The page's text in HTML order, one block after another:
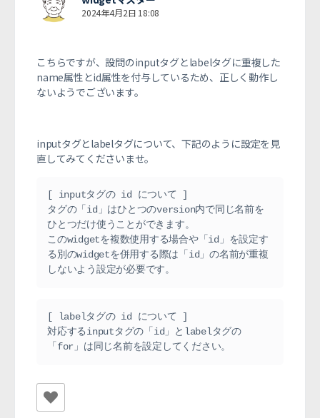
2024年4月2日 18:08
こちらですが、設問のinputタグとlabelタグに重複した
name属性とid属性を付与しているため、 正しく動作し
ないようでございます。
inputタグとlabelタグについて、下記のように設定を見
直してみてくださいませ。
[ inputタグの id について ]
タグの「id」はひとつのversion内で同じ名前を
ひとつだけ使うことができます。
このwidgetを複数使用する場合や「id」を設定す
る別のwidgetを併用する際は「id」の名前が重複
しないよう設定が必要です。
[ labelタグの id について ]
対応するinputタグの「id」とlabelタグの
「for」は同じ名前を設定してください。